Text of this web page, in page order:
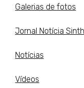
Galerias de fotos
Jornal Notícia
Notícias
Vídeos